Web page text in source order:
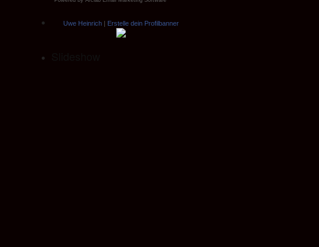
Uwe Heinrich | Erstelle dein Profilbanner